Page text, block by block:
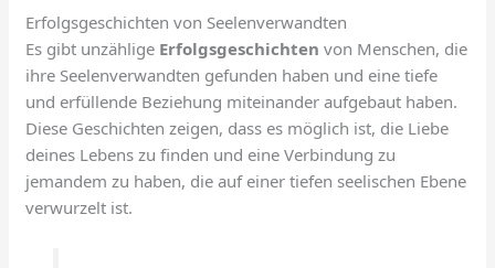
Erfolgsgeschichten von Seelenverwandten
Es gibt unzählige Erfolgsgeschichten von Menschen, die
ihre Seelenverwandten gefunden haben und eine tiefe
und erfüllende Beziehung miteinander aufgebaut haben.
Diese Geschichten zeigen, dass es möglich ist, die Liebe
deines Lebens zu finden und eine Verbindung zu
jemandem zu haben, die auf einer tiefen seelischen Ebene
verwurzelt ist.